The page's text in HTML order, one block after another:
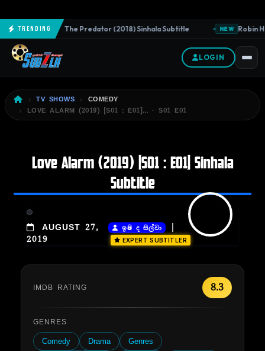
Trending
NEW The Predator (2018) Sinhala Subtitle NEW Robin
LOGIN
TV SHOWS
COMEDY
LOVE ALARM (2019) [S01 : E01]… · S01 E01
Love Alarm (2019) [S01 : E01] Sinhala
Subtitle
AUGUST 27,
2019
ඉෂි ද සිල්වා
EXPERT SUBTITLER
IMDB RATING 8.3
GENRES
Comedy Drama
Genres